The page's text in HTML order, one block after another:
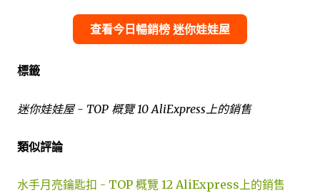
查看今日暢銷榜 迷你娃娃屋
標籤
迷你娃娃屋 - TOP 概覽 10 AliExpress上的銷售
類似評論
水手月亮鑰匙扣 - TOP 概覽 12 AliExpress上的銷售